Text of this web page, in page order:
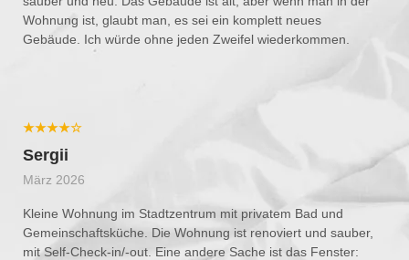
Wohnung ist, glaubt man, es sei ein komplett neues
Gebäude. Ich würde ohne jeden Zweifel wiederkommen.
★★★★☆
Sergii
März 2026
Kleine Wohnung im Stadtzentrum mit privatem Bad und
Gemeinschaftsküche. Die Wohnung ist renoviert und sauber,
mit Self-Check-in/-out. Eine andere Sache ist das Fenster: